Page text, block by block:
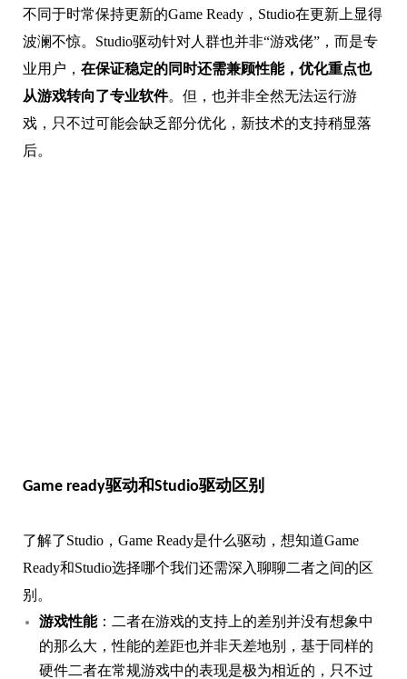
不同于时常保持更新的Game Ready，Studio在更新上显得
波澜不惊。Studio驱动针对人群也并非“游戏佬”，而是专
业用户， 在保证稳定的同时还需兼顾性能，优化重点也
从游戏转向了专业软件。但，也并非全然无法运行游
戏，只不过可能会缺乏部分优化，新技术的支持稍显落
后。
Game ready驱动和Studio驱动区别
了解了Studio，Game Ready是什么驱动，想知道Game
Ready和Studio选择哪个我们还需深入聊聊二者之间的区
别。
游戏性能：二者在游戏的支持上的差别并没有想象中
的那么大，性能的差距也并非天差地别，基于同样的
硬件二者在常规游戏中的表现是极为相近的，只不过